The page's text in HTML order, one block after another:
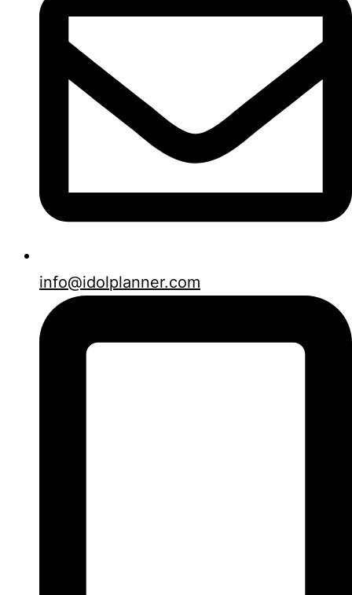
info@idolplanner.com